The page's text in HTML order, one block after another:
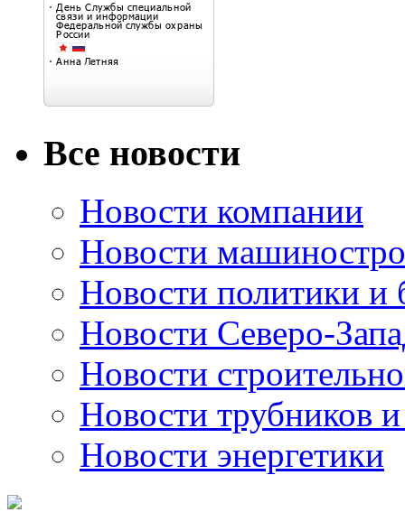
Все новости
Новости компании
Новости
Новости политики и
Новости Северо-
Новости
Новости трубников
Новости энергетики